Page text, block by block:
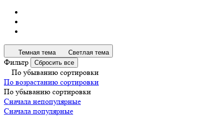
Темная тема Светлая тема
Фильтр Сбросить все
По убыванию сортировки
По возрастанию сортировки
По убыванию сортировки
Сначала непопулярные
Сначала популярные